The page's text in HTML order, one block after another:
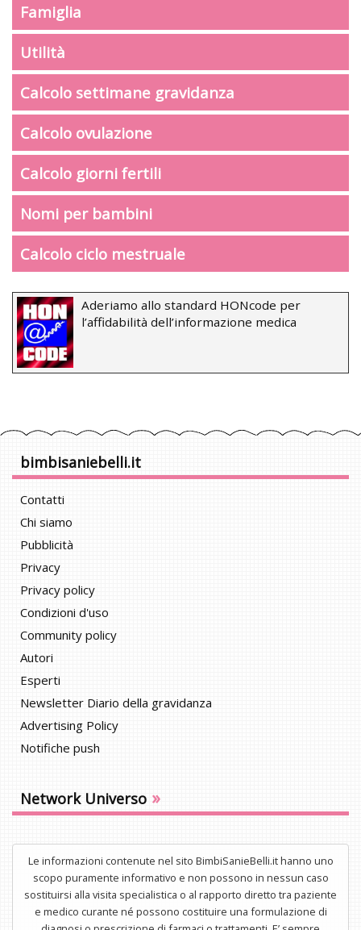
Famiglia
Utilità
Calcolo settimane gravidanza
Calcolo ovulazione
Calcolo giorni fertili
Nomi per bambini
Calcolo ciclo mestruale
Aderiamo allo standard HONcode per
l’affidabilità dell’informazione medica
bimbisaniebelli.it
Contatti
Chi siamo
Pubblicità
Privacy
Privacy policy
Condizioni d'uso
Community policy
Autori
Esperti
Newsletter Diario della gravidanza
Advertising Policy
Notifiche push
Network Universo »
Le informazioni contenute nel sito BimbiSanieBelli.it hanno uno
scopo puramente informativo e non possono in nessun caso
sostituirsi alla visita specialistica o al rapporto diretto tra paziente
e medico curante né possono costituire una formulazione di